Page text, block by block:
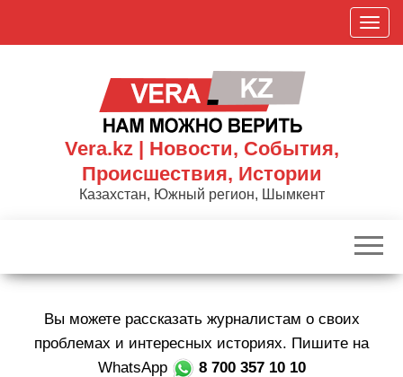
П
о
к
р
Vera.kz | Новости, События,
Происшествия, Истории
Казахстан, Южный регион, Шымкент
Вы можете рассказать журналистам о своих
проблемах и интересных историях. Пишите на
WhatsApp
8 700 357 10 10